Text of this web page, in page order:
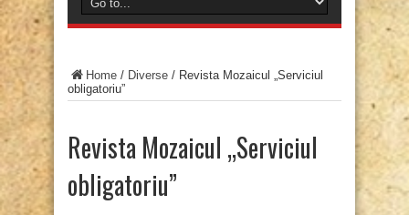
Home / Diverse / Revista Mozaicul „Serviciul
obligatoriu”
Revista Mozaicul „Serviciul
obligatoriu”